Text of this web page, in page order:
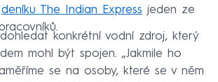
deníku The Indian Express jeden ze
konkrétní vodní zdroj, který
mohl být spojen. „Jakmile ho
se na osoby, které se v něm